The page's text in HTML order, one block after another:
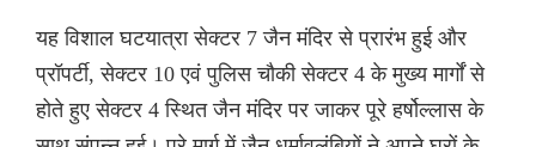
यह विशाल घटयात्रा सेक्टर 7 जैन मंदिर से प्रारंभ हुई और
प्रॉपर्टी, सेक्टर 10 एवं पुलिस चौकी सेक्टर 4 के मुख्य मार्गों से
होते हुए सेक्टर 4 स्थित जैन मंदिर पर जाकर पूरे हर्षोल्लास के